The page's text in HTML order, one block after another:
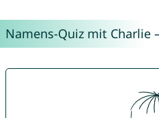
Namens-Quiz mit Charlie